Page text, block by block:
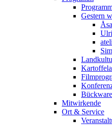
Gestern
Bückware
Mitwirkende
Ort & Service